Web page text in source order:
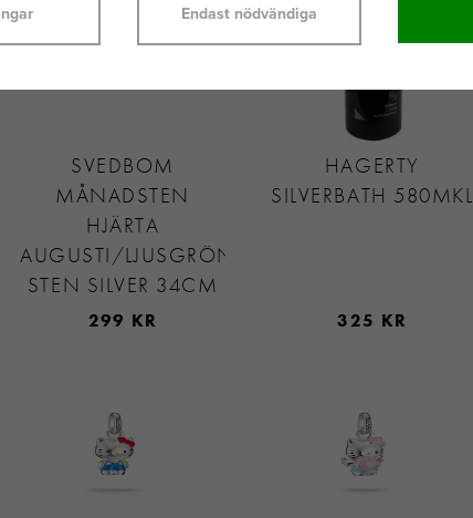
SVEDBOM
MÅNADSTEN
HJÄRTA
AUGUSTI/LJUSGRÖN
STEN SILVER 34CM
299 KR
HAGERTY
SILVERBATH 580MKL
325 KR
Endast nödvändiga